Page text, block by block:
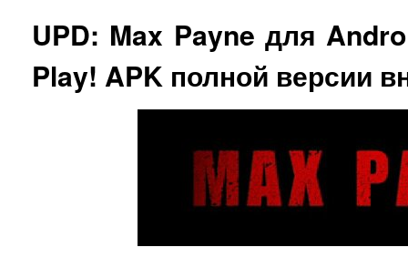
UPD: Max Payne для
Play! APK полной версии